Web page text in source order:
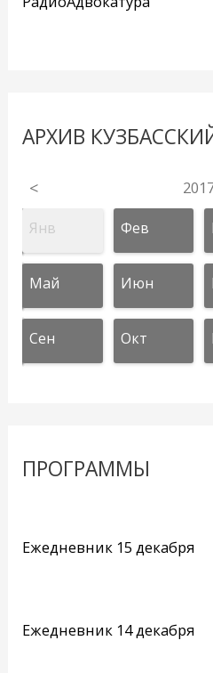
АРХИВ
<
Янв Фев
Май Июн
Сен Окт
ПРОГРАММЫ
Ежедневник 15 декабря
Ежедневник 14 декабря